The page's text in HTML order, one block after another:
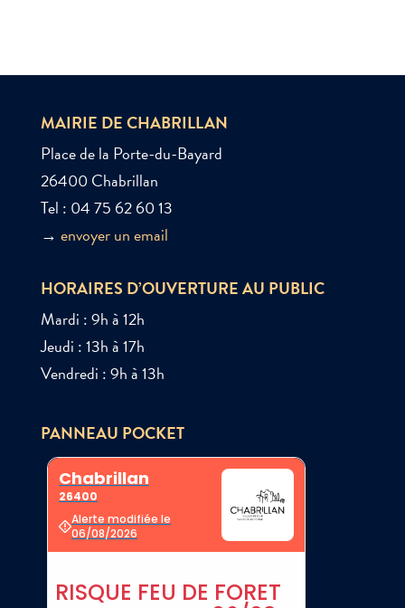
MAIRIE DE CHABRILLAN
Place de la Porte-du-Bayard
26400 Chabrillan
Tel : 04 75 62 60 13
→ envoyer un email
HORAIRES D’OUVERTURE AU PUBLIC
Mardi : 9h à 12h
Jeudi : 13h à 17h
Vendredi : 9h à 13h
PANNEAU POCKET